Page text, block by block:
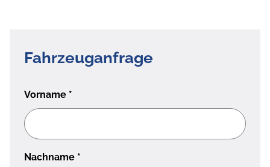
Fahrzeuganfrage
Vorname *
Nachname *